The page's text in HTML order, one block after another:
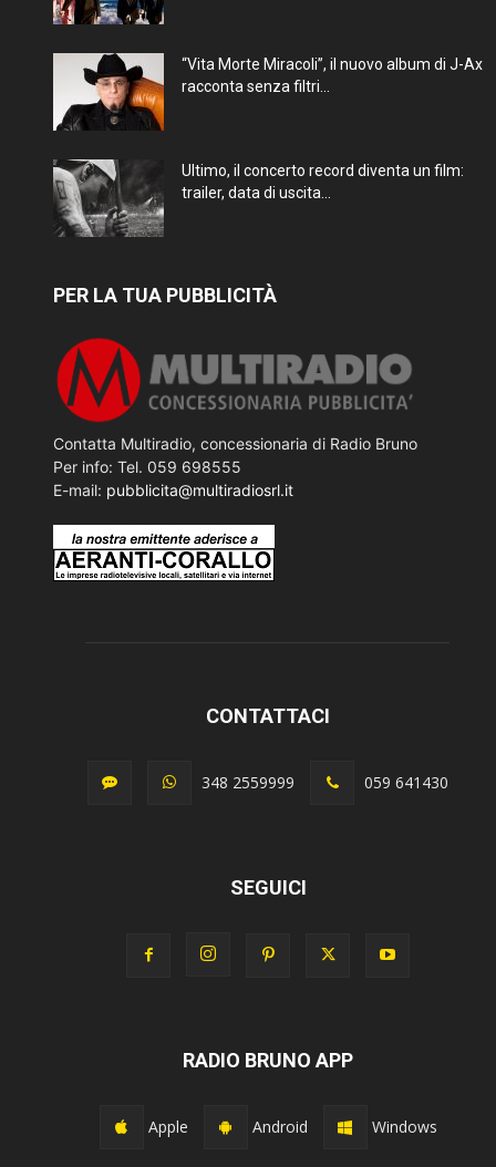
“Vita Morte Miracoli”, il nuovo album di J-Ax
racconta senza filtri...
Ultimo, il concerto record diventa un film:
trailer, data di uscita...
PER LA TUA PUBBLICITÀ
Contatta Multiradio, concessionaria di Radio Bruno
Per info: Tel. 059 698555
E-mail: pubblicita@multiradiosrl.it
CONTATTACI
348 2559999 059 641430
SEGUICI
RADIO BRUNO APP
Apple Android Windows